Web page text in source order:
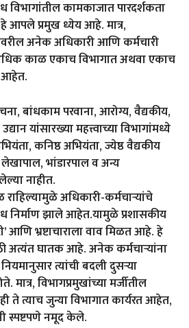
विभागांतील कामकाजात पारदर्शकता
प्रमुख ध्येय आहे. मात्र,
अनेक अधिकारी आणि कर्मचारी
काळ एकाच विभागात अथवा एकाच
आहेत.
बांधकाम परवाना, आरोग्य, वैद्यकीय,
यांसारख्या महत्त्वाच्या विभागांमध्ये
कनिष्ठ अभियंता, ज्येष्ठ वैद्यकीय
भांडारपाल व अन्य
नाहीत.
अधिकारी-कर्मचाऱ्यांचे
निर्माण झाले आहेत.यामुळे प्रशासकीय
आणि भ्रष्टाचाराला वाव मिळत आहे. हे
अत्यंत घातक आहे. अनेक कर्मचाऱ्यांना
त्यांची बदली दुसऱ्या
मात्र, विभागप्रमुखांच्या मर्जीतील
ते त्याच जुन्या विभागात कार्यरत आहेत,
स्पष्टपणे नमूद केले.